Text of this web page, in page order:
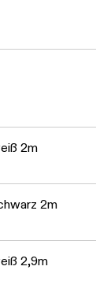
2m
2m
2,9m